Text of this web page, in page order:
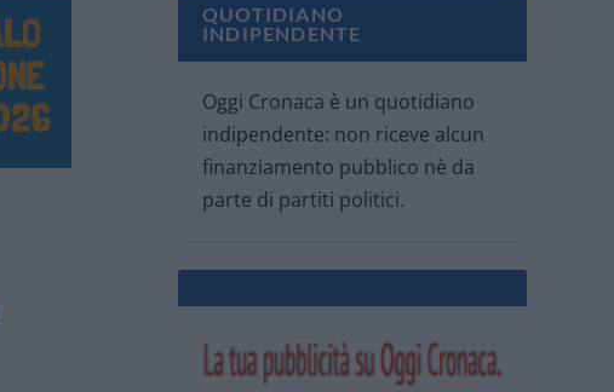
QUOTIDIANO
INDIPENDENTE
Oggi Cronaca è un quotidiano
indipendente: non riceve alcun
finanziamento pubblico nè da
parte di partiti politici.